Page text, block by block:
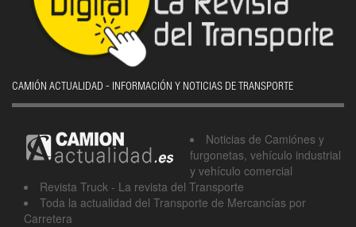
CAMIÓN ACTUALIDAD - INFORMACIÓN Y NOTICIAS DE TRANSPORTE
Noticias de Camiónes y
furgonetas, vehículo industrial
y vehículo comercial
Revista Truck - La revista del Transporte
Toda la actualidad del Transporte de Mercancías por
Carretera